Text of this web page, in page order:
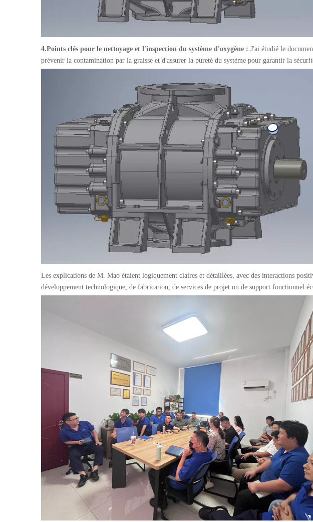
4.Points clés pour le nettoyage et l'inspection du système d'oxygène : J'ai étudié le
prévenir la contamination par la graisse et d'assurer la pureté du système pour garantir la
Les explications de M. Mao étaient logiquement claires et détaillées, avec des interactions
développement technologique, de fabrication, de services de projet ou de support fonctionnel